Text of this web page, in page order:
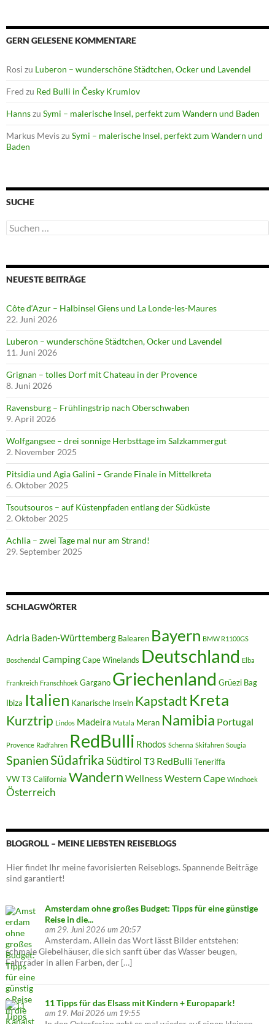
GERN GELESENE KOMMENTARE
Rosi zu Luberon – wunderschöne Städtchen, Ocker und Lavendel
Fred zu Red Bulli in Česky Krumlov
Hannszu Symi – malerische Insel, perfekt zum Wandern und Baden
Markus Meviszu Symi – malerische Insel, perfekt zum Wandern und
Baden
SUCHE
Suchen
nach:
NEUESTE BEITRÄGE
Côte d‘Azur – Halbinsel Giens und La Londe-les-Maures
22. Juni 2026
Luberon – wunderschöne Städtchen, Ocker und Lavendel
11. Juni 2026
Grignan – tolles Dorf mit Chateau in der Provence
8. Juni 2026
Ravensburg – Frühlingstrip nach Oberschwaben
9. April 2026
Wolfgangsee – drei sonnige Herbsttage im Salzkammergut
2. November 2025
Pitsidia und Agia Galini – Grande Finale in Mittelkreta
6. Oktober 2025
Tsoutsouros – auf Küstenpfaden entlang der Südküste
2. Oktober 2025
Achlia – zwei Tage mal nur am Strand!
29. September 2025
SCHLAGWÖRTER
Adria Baden-Württemberg Balearen Bayern BMW R1100GS
Boschendal CampingCape Winelands Deutschland Elba
Frankreich Franschhoek Gargano Griechenland Grüezi Bag
Ibiza Italien Kanarische Inseln Kapstadt Kreta
Kurztrip Lindos Madeira Matala Meran Namibia Portugal
Provence Radfahren RedBulli Rhodos Schenna Skifahren Sougia
SpanienSüdafrikaSüdtirol T3 RedBulli Teneriffa
VW T3 California Wandern Wellness Western Cape Windhoek
Österreich
BLOGROLL – MEINE LIEBSTEN REISEBLOGS
Hier findet Ihr meine favorisierten Reiseblogs. Spannende Beiträge
sind garantiert!
Amsterdam ohne großes Budget: Tipps für eine günstige
Reise in die...
am 29. Juni 2026 um 20:57
Amsterdam. Allein das Wort lässt Bilder entstehen:
schmale Giebelhäuser, die sich sanft über das Wasser beugen,
Fahrräder in allen Farben, der […]
11 Tipps für das Elsass mit Kindern + Europapark!
am 19. Mai 2026 um 19:55